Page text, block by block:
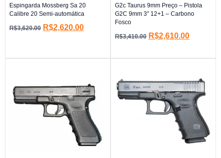
Espingarda Mossberg Sa 20
Calibre 20 Semi-automática
R$3,620.00 R$2,620.00
G2c Taurus 9mm Preço – Pistola
G2C 9mm 3″ 12+1 – Carbono
Fosco
R$3,410.00 R$2,610.00